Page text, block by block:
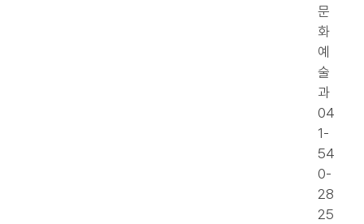
문
화
예
술
과
04
1-
54
0-
28
25